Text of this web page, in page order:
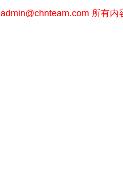
admin@chnteam.com 所有内